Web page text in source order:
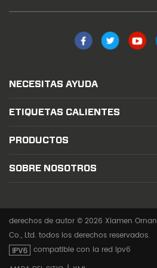
NECESITAS AYUDA
ETIQUETAS CALIENTES
PRODUCTOS
SOBRE NOSOTROS
derechos de autor © 2026 Xiamen
Co., Ltd. todos los derechos reservados.
compatible con la red ipv6